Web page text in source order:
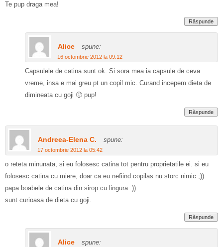
Te pup draga mea!
Răspunde
Alice spune:
16 octombrie 2012 la 09:12
Capsulele de catina sunt ok. Si sora mea ia capsule de ceva
vreme, insa e mai greu pt un copil mic. Curand incepem dieta de
dimineata cu goji 🙂 pup!
Răspunde
Andreea-Elena C. spune:
17 octombrie 2012 la 05:42
o reteta minunata, si eu folosesc catina tot pentru proprietatile ei. si eu
folosesc catina cu miere, doar ca eu nefiind copilas nu storc nimic ;))
papa boabele de catina din sirop cu lingura :)).
sunt curioasa de dieta cu goji.
Răspunde
Alice spune: